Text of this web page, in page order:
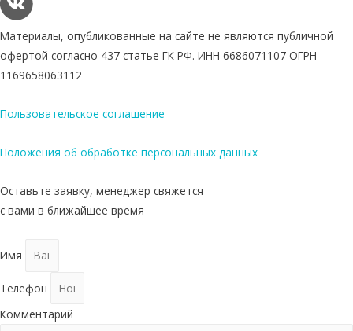
Материалы, опубликованные на сайте не являются публичной
офертой согласно 437 статье ГК РФ. ИНН 6686071107 ОГРН
1169658063112
Пользовательское соглашение
Положения об обработке персональных данных
Оставьте заявку, менеджер свяжется
с вами в ближайшее время
Имя
Телефон
Комментарий